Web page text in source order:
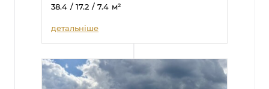
38.4 / 17.2 / 7.4 м²
детальніше